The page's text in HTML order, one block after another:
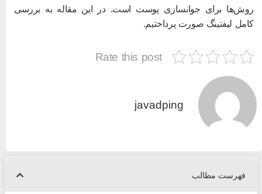
برای جوانسازی پوست است. در این مقاله به بررسی
لیفتینگ صورت پرداختیم.
Rate this post
javadping
فهرست مطالب